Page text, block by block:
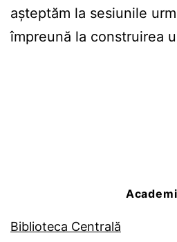
așteptăm la sesiunile
împreună la construirea
Biblioteca Centrală